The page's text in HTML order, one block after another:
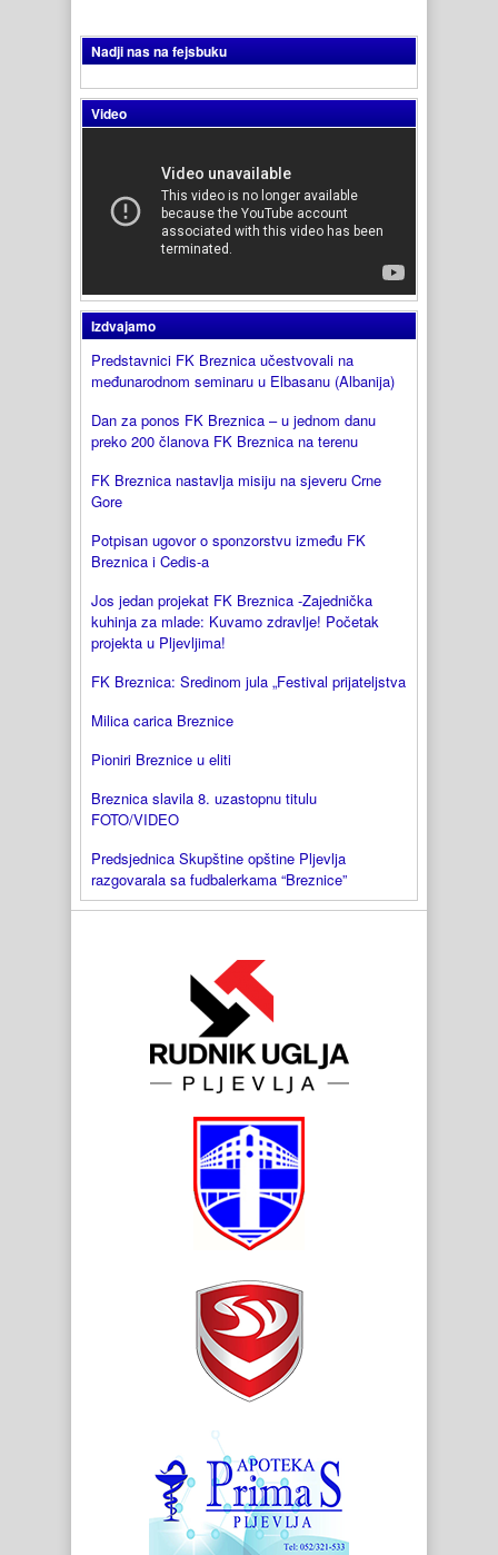
Nadji nas na fejsbuku
Video
Izdvajamo
Predstavnici FK Breznica učestvovali na
međunarodnom seminaru u Elbasanu (Albanija)
Dan za ponos FK Breznica – u jednom danu
preko 200 članova FK Breznica na terenu
FK Breznica nastavlja misiju na sjeveru Crne
Gore
Potpisan ugovor o sponzorstvu između FK
Breznica i Cedis-a
Jos jedan projekat FK Breznica -Zajednička
kuhinja za mlade: Kuvamo zdravlje! Početak
projekta u Pljevljima!
FK Breznica: Sredinom jula „Festival prijateljstva
Milica carica Breznice
Pioniri Breznice u eliti
Breznica slavila 8. uzastopnu titulu
FOTO/VIDEO
Predsjednica Skupštine opštine Pljevlja
razgovarala sa fudbalerkama “Breznice”